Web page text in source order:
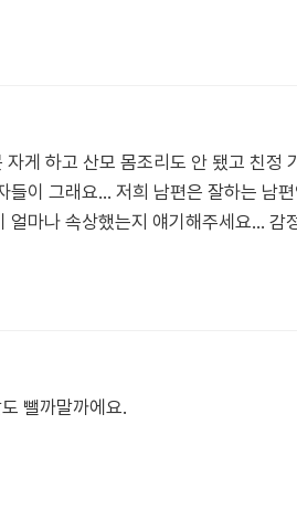
게 하고 산모 몸조리도 안 됐고 친
들이 그래요... 저희 남편은 잘하는 남
마나 속상했는지 얘기해주세요...
뺄까말까에요.